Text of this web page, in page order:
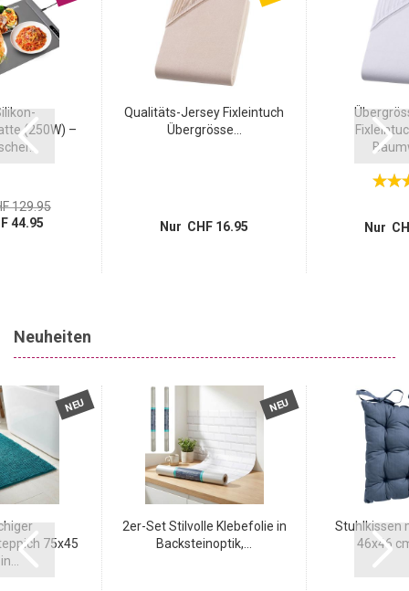
(250W) –
129.95
44.95
Qualitäts-Jersey Fixleintuch
Übergrösse...
Nur CHF 16.95 Nur
Neuheiten
NEU
75x45
NEU
2er-Set Stilvolle Klebefolie in
Backsteinoptik,...
Stuhlkissen
46x46